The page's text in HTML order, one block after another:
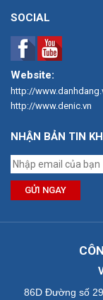
SOCIAL
Website:
http://
http://www.denic.vn
NHẬN BẢN TIN
GỬI NGAY
86D Đường số